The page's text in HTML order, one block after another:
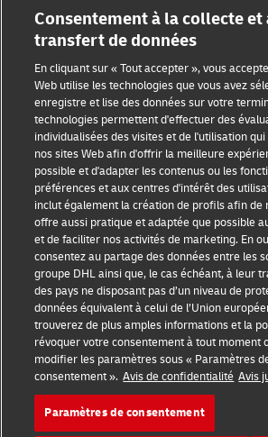
Mention légale
Conditions d’utilisation
Avis de confidentialité
Accessibilité
Informations complémentaires
Paramètres des cookies
Suivez-nous
2026 © - all rights
Consentement à la collecte et
transfert de données
En cliquant sur « Tout accepter », vous
Web utilise les technologies que vous avez
enregistre et lise des données sur votre
technologies permettent d'effectuer des
individualisées des visites et de l'utilisation
nos sites Web afin d'offrir la meilleure
possible et d'adapter les contenus ou les
préférences et aux centres d'intérêt des
inclut également la création de profils afin de
offre aussi pratique et adaptée que possible
et de faciliter nos activités de marketing. En
consentez au partage des données entre les
groupe DHL ainsi que, le cas échéant, à leur
des pays ne disposant pas d’un niveau de
données équivalent à celui de l’Union
trouverez de plus amples informations et la
révoquer votre consentement à tout moment
modifier les paramètres sous « Paramètres
consentement ». Avis de confidentialité Avis
Paramètres de consentement